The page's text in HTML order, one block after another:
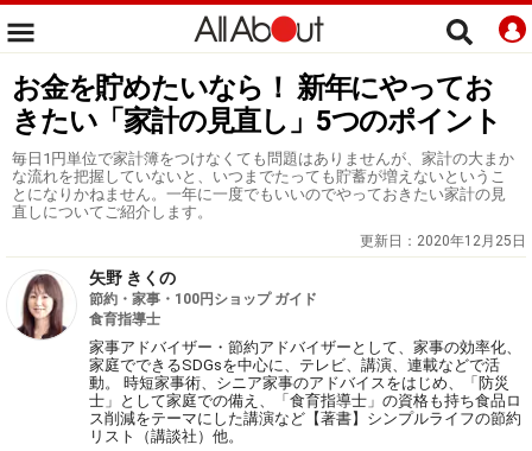
お金を貯めたいなら！ 新年にやってお
きたい「家計の見直し」5つのポイント
毎日1円単位で家計簿をつけなくても問題はありませんが、家計の大まか
な流れを把握していないと、いつまでたっても貯蓄が増えないというこ
とになりかねません。一年に一度でもいいのでやっておきたい家計の見
直しについてご紹介します。
更新日： 2020年12月25日
矢野 きくの
節約・家事・100円ショップ ガイド
食育指導士
家事アドバイザー・節約アドバイザーとして、家事の効率化、
家庭でできるSDGsを中心に、テレビ、講演、連載などで活
動。 時短家事術、シニア家事のアドバイスをはじめ、「防災
士」として家庭での備え、「食育指導士」の資格も持ち食品ロ
ス削減をテーマにした講演など【著書】シンプルライフの節約
リスト（講談社）他。